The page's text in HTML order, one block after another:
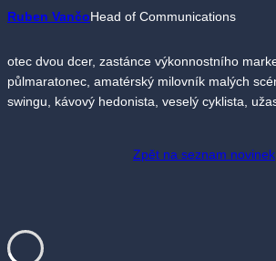
Ruben VančoHead of Communications
otec dvou dcer, zastánce výkonnostního
půlmaratonec, amatérský milovník malých
swingu, kávový hedonista, veselý cyklista,
Zpět na seznam novinek